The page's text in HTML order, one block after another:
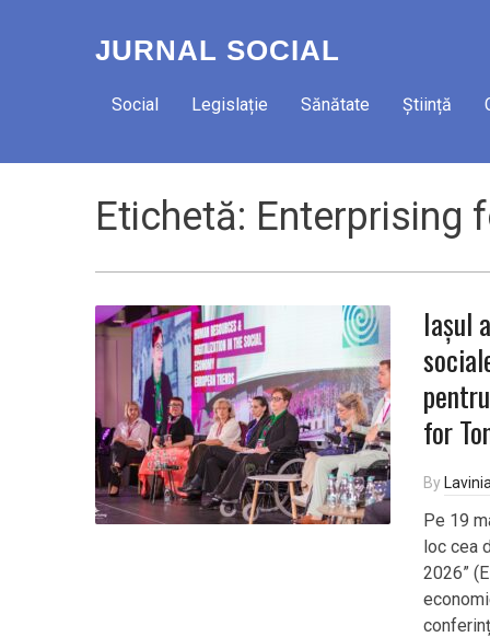
JURNAL SOCIAL
Social Legislație Sănătate Știință
Etichetă: Enterprising
Iașul
for
By
Pe 19
loc cea
2026”